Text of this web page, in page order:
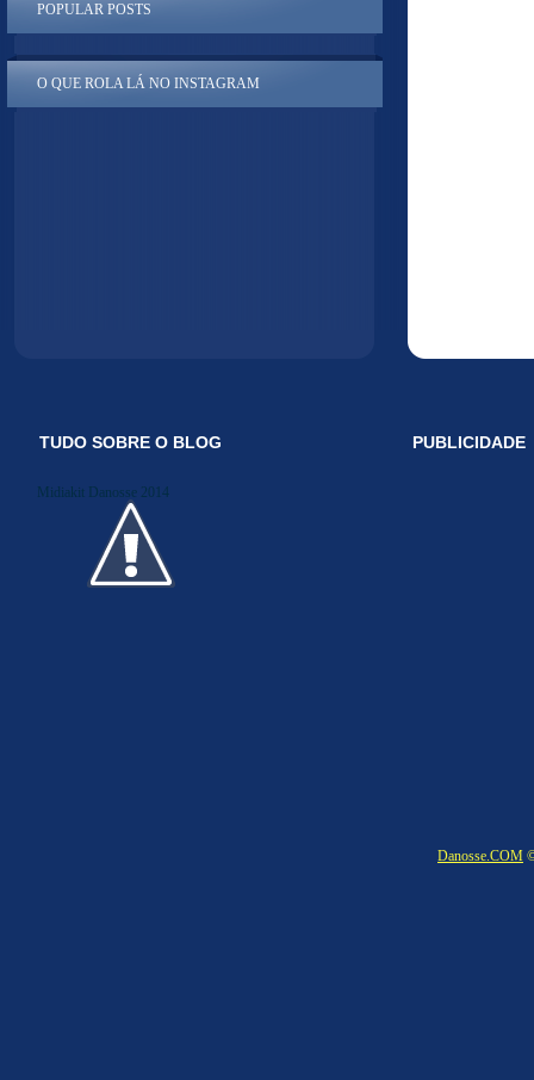
POPULAR POSTS
O QUE ROLA LÁ NO INSTAGRAM
TUDO SOBRE O BLOG
Midiakit Danosse 2014
PUBLICIDADE
Danosse.COM